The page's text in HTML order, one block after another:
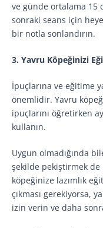
ve günde ortalama 15
sonraki seans için
bir notla sonlandırın.
3. Yavru Köpeğinizi
İpuçlarına ve eğitime
önemlidir. Yavru
ipuçlarını öğretirken
kullanın.
Uygun olmadığında
şekilde pekiştirmek
köpeğinize lazımlık
çıkması gerekiyorsa,
izin verin ve daha